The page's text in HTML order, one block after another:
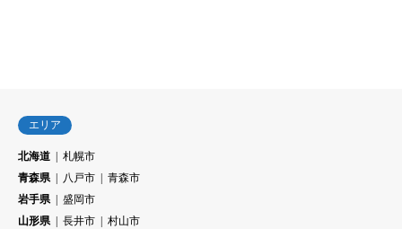
エリア
北海道
札幌市
青森県
八戸市
青森市
岩手県
盛岡市
山形県
長井市
村山市